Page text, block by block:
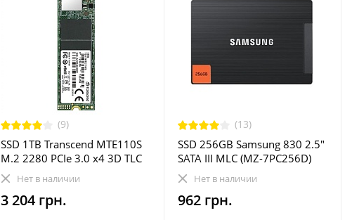
(9)
SSD 1TB Transcend MTE110S
M.2 2280 PCIe 3.0 x4 3D TLC
(TS1TMTE110S)
Нет в наличии
3 204 грн.
(13)
SSD 256GB Samsung 830 2.5"
SATA III MLC (MZ-7PC256D)
Refurbished
Нет в наличии
962 грн.